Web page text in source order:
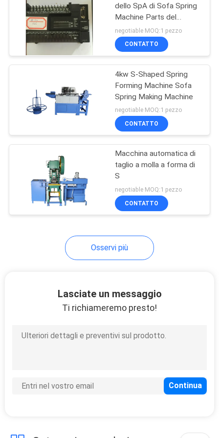
Macchina
d'avvolgimento del
materasso
Macchina di
compressione del
materasso
macchina per cucire
imballatrice del
dello SpA di Sofa Spring
Machine Parts del
materasso automatico
negotiable MOQ:1 pezzo
CONTATTO
4kw S-Shaped Spring
Forming Machine Sofa
Spring Making Machine
negotiable MOQ:1 pezzo
CONTATTO
Macchina automatica di
taglio a molla a forma di
S
negotiable MOQ:1 pezzo
CONTATTO
Osservi più
Lasciate un messaggio
Ti richiameremo presto!